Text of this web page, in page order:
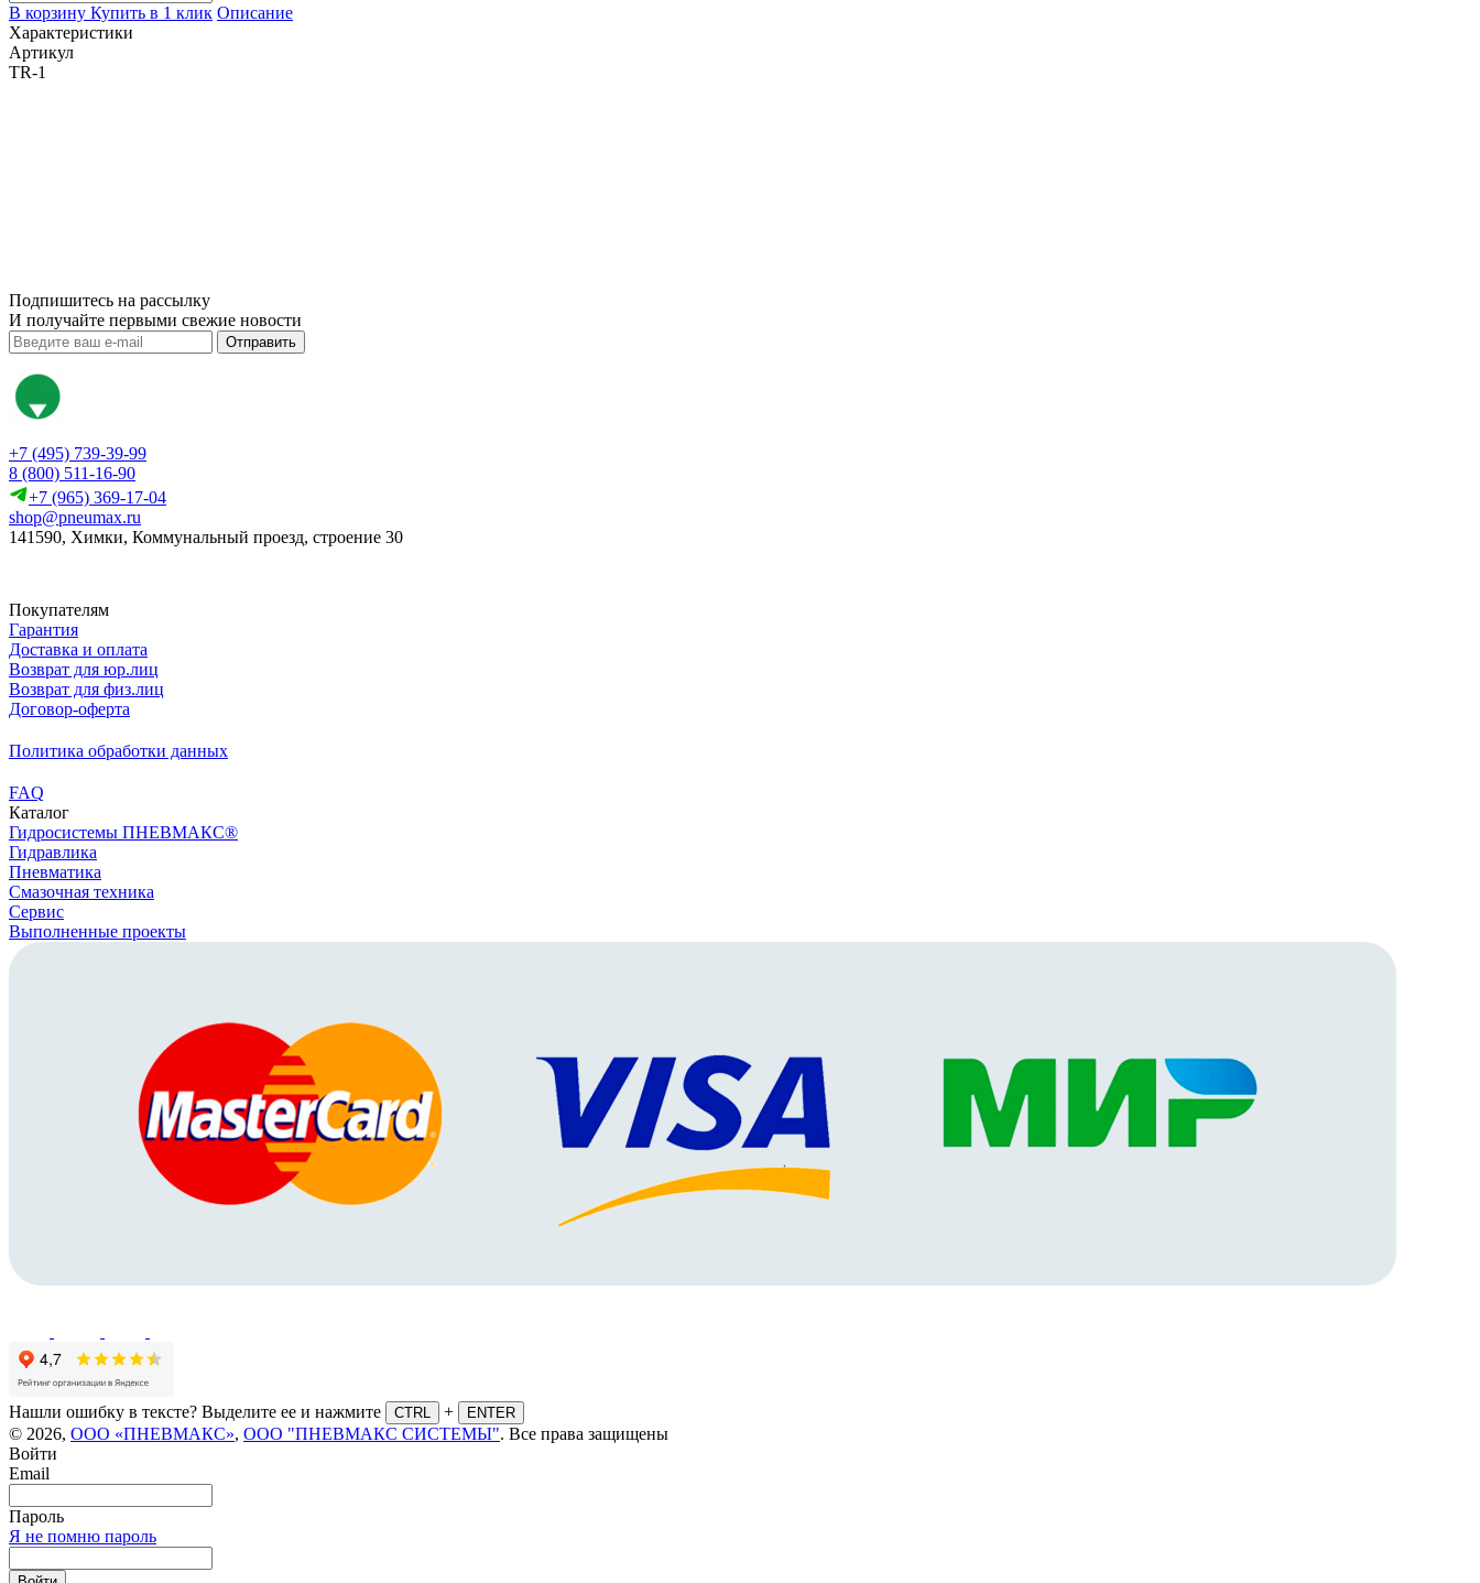
В корзину Купить в 1 клик Описание
Характеристики
Артикул
TR-1
Подпишитесь на рассылку
И получайте первыми свежие новости
Отправить
+7 (495) 739-39-99
8 (800) 511-16-90
+7 (965) 369-17-04
shop@pneumax.ru
141590, Химки, Коммунальный проезд, строение 30
Покупателям
Гарантия
Доставка и оплата
Возврат для юр.лиц
Возврат для физ.лиц
Договор-оферта
Политика обработки данных
FAQ
Каталог
Гидросистемы ПНЕВМАКС®
Гидравлика
Пневматика
Смазочная техника
Сервис
Выполненные проекты
Нашли ошибку в тексте? Выделите ее и нажмите CTRL + ENTER
© 2026, ООО «ПНЕВМАКС», ООО "ПНЕВМАКС СИСТЕМЫ". Все права защищены
Войти
Email
Пароль
Я не помню пароль